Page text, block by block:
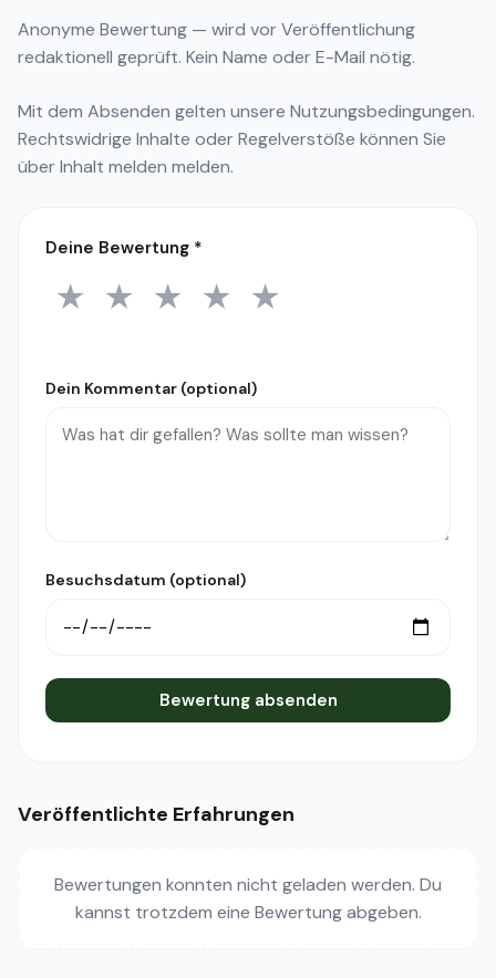
Anonyme Bewertung — wird vor Veröffentlichung
redaktionell geprüft. Kein Name oder E-Mail nötig.
Mit dem Absenden gelten unsere Nutzungsbedingungen.
Rechtswidrige Inhalte oder Regelverstöße können Sie
überInhalt melden melden.
Deine Bewertung *
1 Stern
★ 2 Sterne
★ 3 Sterne
★ 4 Sterne
★ 5 Sterne
★
Dein Kommentar (optional)
Besuchsdatum (optional)
Bewertung absenden
Veröffentlichte Erfahrungen
Bewertungen konnten nicht geladen werden. Du
kannst trotzdem eine Bewertung abgeben.